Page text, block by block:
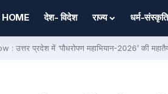
HOME देश- विदेश राज्य धर्म-संस्कृति
: उत्तर प्रदेश में ‘पौधरोपण महाभियान-2026’ की